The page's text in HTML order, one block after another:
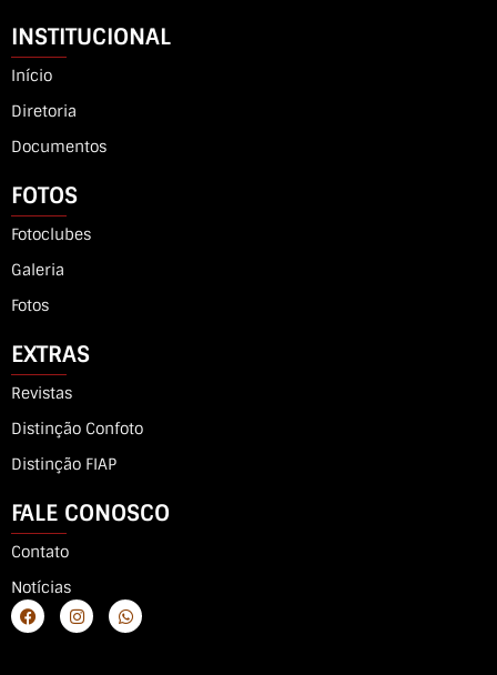
INSTITUCIONAL
Início
Diretoria
Documentos
FOTOS
Fotoclubes
Galeria
Fotos
EXTRAS
Revistas
Distinção Confoto
Distinção FIAP
FALE CONOSCO
Contato
Notícias
F
a
c
I
n
s
W
h
a